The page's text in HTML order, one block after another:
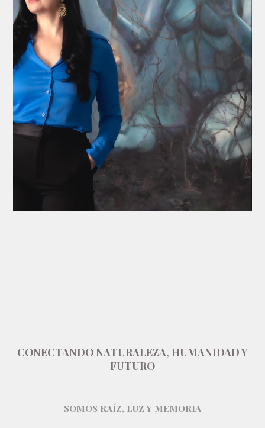
CONECTANDO NATURALEZA, HUMANIDAD Y
FUTURO
SOMOS RAÍZ, LUZ Y MEMORIA